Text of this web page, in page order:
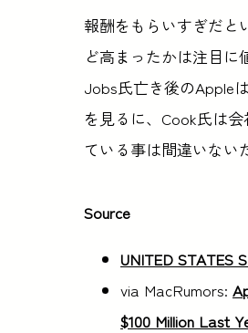
報酬をもらいすぎだと
ど高まったかは注目に
Jobs氏亡き後のApple
を見るに、Cook氏は
ている事は間違いない
Source
UNITED STATES
via MacRumors:
$100 Million Last